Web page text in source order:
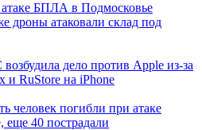
БПЛА в Подмосковье
дроны атаковали склад под
дело против Apple из-за
и RuStore на iPhone
человек погибли при атаке
40 пострадали